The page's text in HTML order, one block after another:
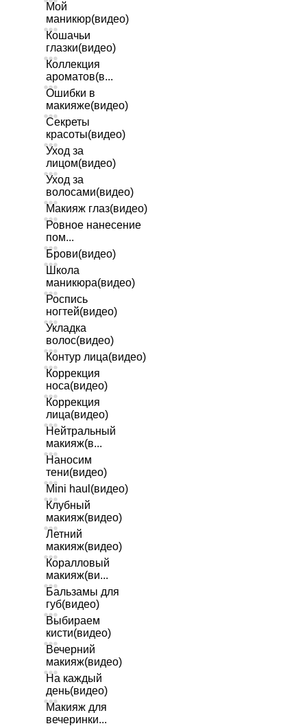
Мой
маникюр(видео)
Кошачьи
глазки(видео)
Коллекция
ароматов(в...
Ошибки в
макияже(видео)
Секреты
красоты(видео)
Уход за
лицом(видео)
Уход за
волосами(видео)
Макияж глаз(видео)
Ровное нанесение
пом...
Брови(видео)
Школа
маникюра(видео)
Роспись
ногтей(видео)
Укладка
волос(видео)
Контур лица(видео)
Коррекция
носа(видео)
Коррекция
лица(видео)
Нейтральный
макияж(в...
Наносим
тени(видео)
Mini haul(видео)
Клубный
макияж(видео)
Летний
макияж(видео)
Коралловый
макияж(ви...
Бальзамы для
губ(видео)
Выбираем
кисти(видео)
Вечерний
макияж(видео)
На каждый
день(видео)
Макияж для
вечеринки...